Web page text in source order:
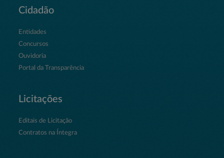
Cidadão
Entidades
Concursos
Ouvidoria
Portal da Transparência
Licitações
Editais de Licitação
Contratos na Íntegra